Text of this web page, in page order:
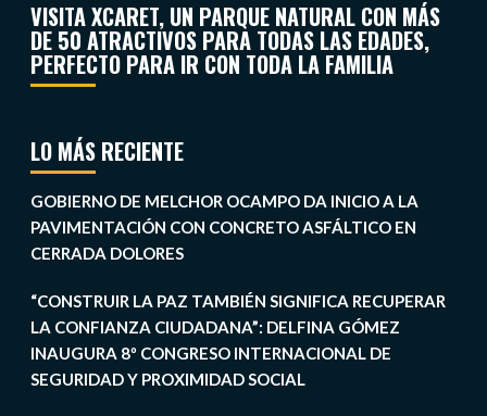
VISITA XCARET, UN PARQUE NATURAL CON MÁS
DE 50 ATRACTIVOS PARA TODAS LAS EDADES,
PERFECTO PARA IR CON TODA LA FAMILIA
LO MÁS RECIENTE
GOBIERNO DE MELCHOR OCAMPO DA INICIO A LA
PAVIMENTACIÓN CON CONCRETO ASFÁLTICO EN
CERRADA DOLORES
“CONSTRUIR LA PAZ TAMBIÉN SIGNIFICA RECUPERAR
LA CONFIANZA CIUDADANA”: DELFINA GÓMEZ
INAUGURA 8º CONGRESO INTERNACIONAL DE
SEGURIDAD Y PROXIMIDAD SOCIAL